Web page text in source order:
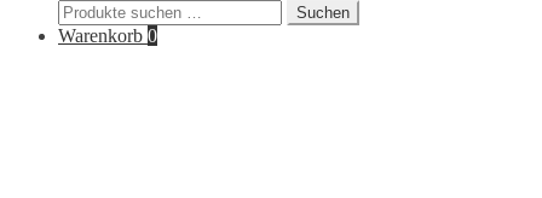
Suchen
nach:
Suchen
Warenkorb 0